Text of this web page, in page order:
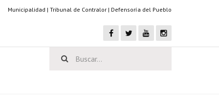
Municipalidad | Tribunal de Contralor | Defensoría del Pueblo